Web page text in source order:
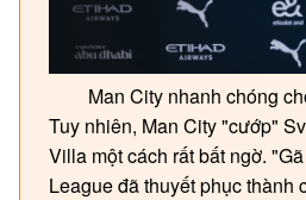
Man City nhanh chóng
Tuy nhiên, Man City "cướp"
Villa một cách rất bất ngờ.
League đã thuyết phục thành